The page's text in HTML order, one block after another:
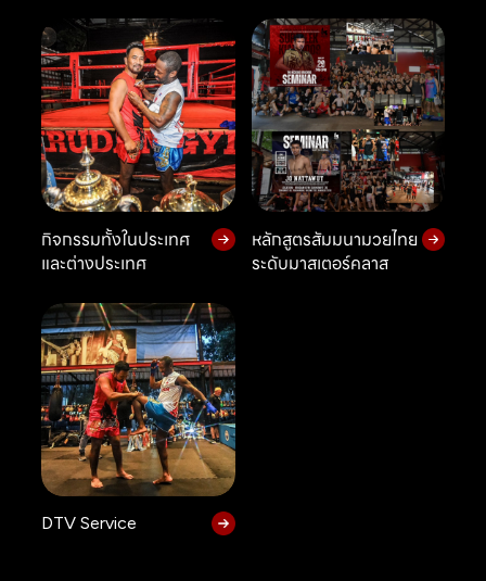
กิจกรรมทั้งในประเทศ
และต่างประเทศ
หลักสูตรสัมมนามวยไทย
ระดับมาสเตอร์คลาส
DTV Service